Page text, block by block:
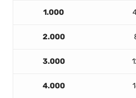
1.000
2.000
3.000
4.000